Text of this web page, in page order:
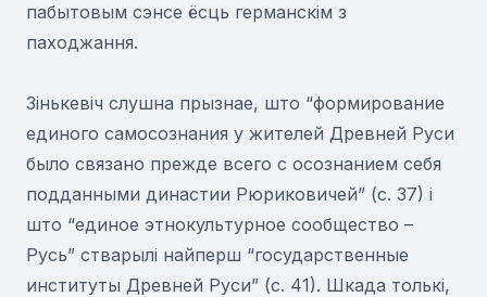
пабытовым сэнсе ёсць германскім з
паходжання.
Зінькевіч слушна прызнае, што “формирование
единого самосознания у жителей Древней Руси
было связано прежде всего с осознанием себя
подданными династии Рюриковичей” (с. 37) і
што “единое этнокультурное сообщество –
Русь” стварылі найперш “государственные
институты Древней Руси” (с. 41). Шкада толькі,